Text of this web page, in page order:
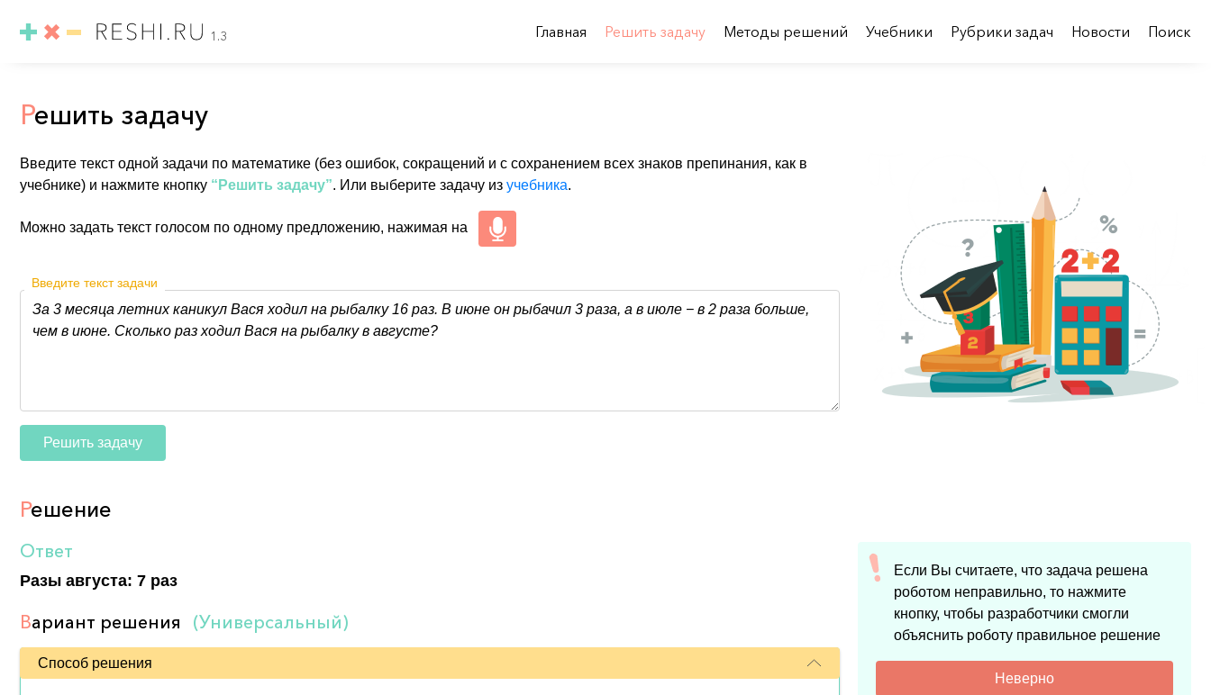
1.3 Главная Решить задачу Методы решений Учебники Рубрики задач Новости Поиск
Решить задачу
Введите текст одной задачи по математике (без ошибок, сокращений и с сохранением всех знаков препинания, как в
учебнике) и нажмите кнопку “Решить задачу”. Или выберите задачу из учебника.
Можно задать текст голосом по одному предложению, нажимая на
Введите текст задачи
Решить задачу
Решение
Ответ
Разы августа: 7 раз
Вариант решения (Универсальный)
Способ решения
Если Вы считаете, что задача решена
роботом неправильно, то нажмите
кнопку, чтобы разработчики смогли
объяснить роботу правильное решение
Неверно